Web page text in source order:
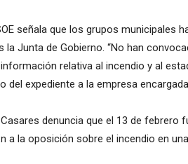
señala que los grupos municipales
la Junta de Gobierno. “No han
relativa al incendio y al
del expediente a la empresa
denuncia que el 13 de febrero
a la oposición sobre el incendio en